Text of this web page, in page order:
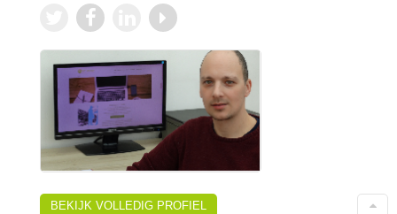
BEKIJK VOLLEDIG PROFIEL